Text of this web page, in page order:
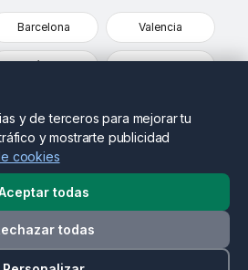
Barcelona Valencia
Málaga Alicante
una gasolinera?
actualiza tus precios y llega a
comparando opciones en tu
Todos los derechos
y de terceros para mejorar tu
y mostrarte publicidad
cookies
todas
todas